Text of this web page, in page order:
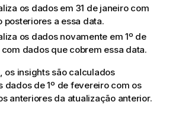
os dados em 31 de janeiro com
posteriores a essa data.
os dados novamente em 1º de
dados que cobrem essa data.
os insights são calculados
dados de 1º de fevereiro com os
anteriores da atualização anterior.